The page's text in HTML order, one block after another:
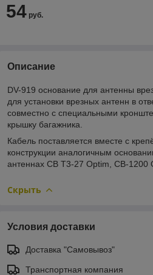
54 руб.
Описание
DV-919 основание для антенны
для установки врезных антенн в
совместно с специальными
крышку багажника.
Кабель поставляется вместе с
конструкции аналогичным
антеннах CB T3-27 Optim, CB-1200
Скрыть
Условия доставки
Доставка "Самовывоз"
Транспортная компания